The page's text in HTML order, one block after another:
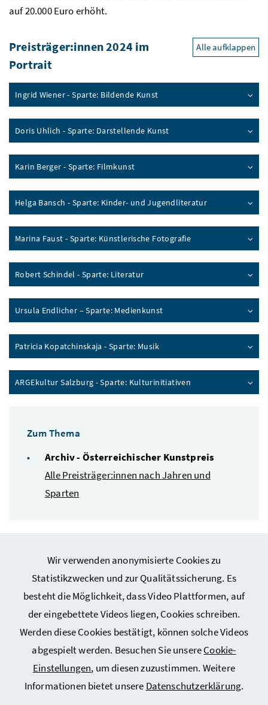
Wir verwenden anonymisierte Cookies zu
Statistikzwecken und zur Qualitätssicherung. Es
besteht die Möglichkeit, dass Video Plattformen, auf
der eingebettete Videos liegen, Cookies schreiben.
Werden diese Cookies bestätigt, können solche Videos
abgespielt werden. Besuchen Sie unsereCookie-
Einstellungen, um diesen zuzustimmen. Weitere
Informationen bietet unsere Datenschutzerklärung.
auf 20.000 Euro erhöht.
Preisträger:innen 2024 im
Portrait
Alle aufklappen
Ingrid Wiener - Sparte: Bildende Kunst
Doris Uhlich - Sparte: Darstellende Kunst
Karin Berger - Sparte: Filmkunst
Helga Bansch - Sparte: Kinder- und Jugendliteratur
Marina Faust - Sparte: Künstlerische Fotografie
Robert Schindel - Sparte: Literatur
Ursula Endlicher – Sparte: Medienkunst
Patricia Kopatchinskaja - Sparte: Musik
ARGEkultur Salzburg - Sparte: Kulturinitiativen
Zum Thema
Archiv - Österreichischer Kunstpreis
Alle Preisträger:innen nach Jahren und
Sparten
Webseiten Kunst und Kultur
Service